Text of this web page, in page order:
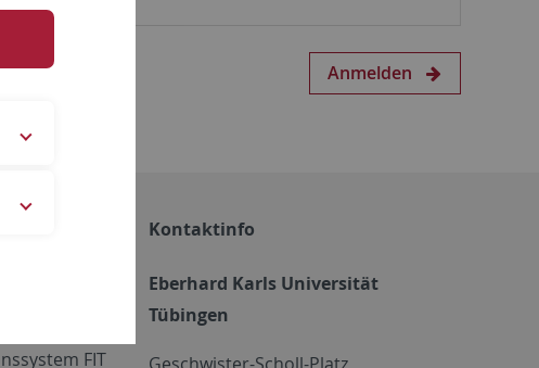
Anmelden
FIT
Kontaktinfo
Eberhard Karls Universität
Tübingen